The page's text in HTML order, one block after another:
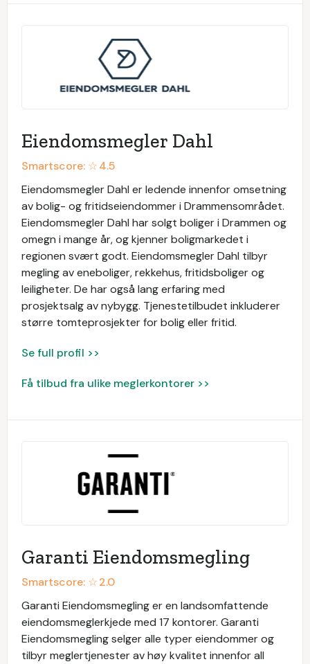
Eiendomsmegler Dahl
Smartscore: ☆4.5
Eiendomsmegler Dahl er ledende innenfor omsetning
av bolig- og fritidseiendommer i Drammensområdet.
Eiendomsmegler Dahl har solgt boliger i Drammen og
omegn i mange år, og kjenner boligmarkedet i
regionen svært godt. Eiendomsmegler Dahl tilbyr
megling av eneboliger, rekkehus, fritidsboliger og
leiligheter. De har også lang erfaring med
prosjektsalg av nybygg. Tjenestetilbudet inkluderer
større tomteprosjekter for bolig eller fritid.
Se full profil >>
Få tilbud fra ulike meglerkontorer >>
Garanti Eiendomsmegling
Smartscore: ☆2.0
Garanti Eiendomsmegling er en landsomfattende
eiendomsmeglerkjede med 17 kontorer. Garanti
Eiendomsmegling selger alle typer eiendommer og
tilbyr meglertjenester av høy kvalitet innenfor all